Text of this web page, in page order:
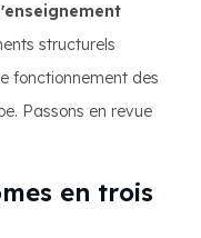
structurels
fonctionnement des
Passons en revue
en trois